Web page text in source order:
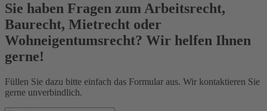
Sie haben Fragen zum Arbeitsrecht,
Baurecht, Mietrecht oder
Wohneigentumsrecht? Wir helfen Ihnen
gerne!
Füllen Sie dazu bitte einfach das Formular aus. Wir kontaktieren Sie
gerne unverbindlich.